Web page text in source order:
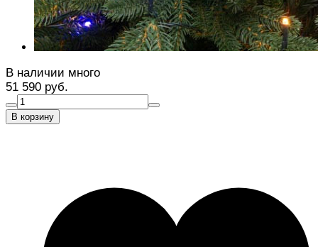
В наличии много
51 590 руб.
В корзину